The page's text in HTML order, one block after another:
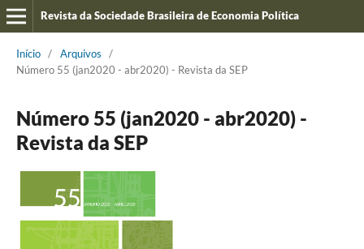
Revista da Sociedade Brasileira de Economia Política
Início / Arquivos
/
Número 55 (jan2020 - abr2020) - Revista da SEP
Número 55 (jan2020 - abr2020) -
Revista da SEP